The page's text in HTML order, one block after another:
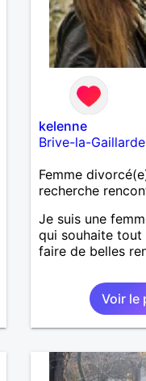
kelenne
Brive-la-Gaillarde
Femme
recherche
Je suis une
qui souhaite tout
faire de belles
Voir le